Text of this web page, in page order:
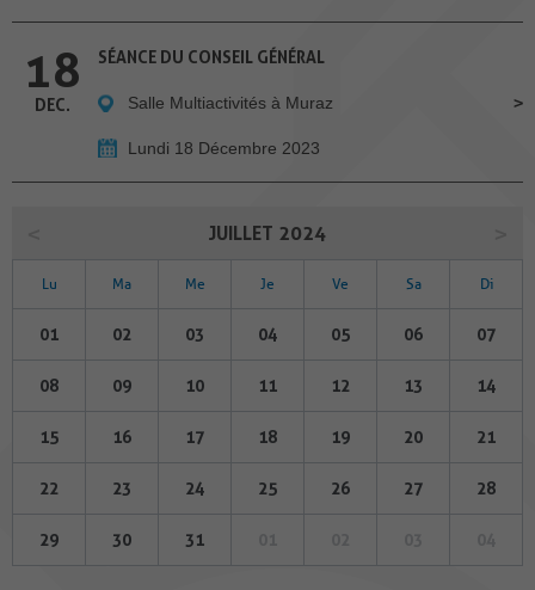
18
DEC.
SÉANCE DU CONSEIL GÉNÉRAL
Salle Multiactivités à Muraz
Lundi 18 Décembre 2023
JUILLET 2024
Lu Ma Me Je Ve Sa Di
01 02 03 04 05 06 07
08 09 10 11 12 13 14
15 16 17 18 19 20 21
22 23 24 25 26 27 28
29 30 31